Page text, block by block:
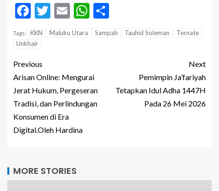
Facebook
Twitter
EmailWhatsApp
Tags: KKN Maluku Utara Sampah Tauhid Soleman
Ternate
Unkhair
Previous
Arisan Online: Mengurai
Jerat Hukum, Pergeseran
Tradisi, dan Perlindungan
Konsumen di Era
Digital.Oleh Hardina
Next
Pemimpin Ja’fariyah
Tetapkan Idul Adha 1447H
Pada 26 Mei 2026
MORE STORIES